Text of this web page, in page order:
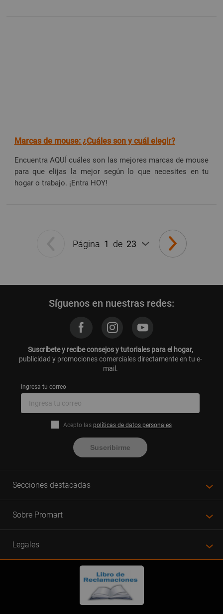
Marcas de mouse: ¿Cuáles son y cuál elegir?
Encuentra AQUÍ cuáles son las mejores marcas de mouse
para que elijas la mejor según lo que necesites en tu
hogar o trabajo. ¡Entra HOY!
Página 1 de 23
Síguenos en nuestras redes:
Suscríbete y recibe consejos y tutoriales para el hogar,
publicidad y promociones comerciales directamente en tu e-
mail.
Ingresa tu correo
Acepto las políticas de datos personales
Suscribirme
Secciones destacadas
Sobre Promart
Legales